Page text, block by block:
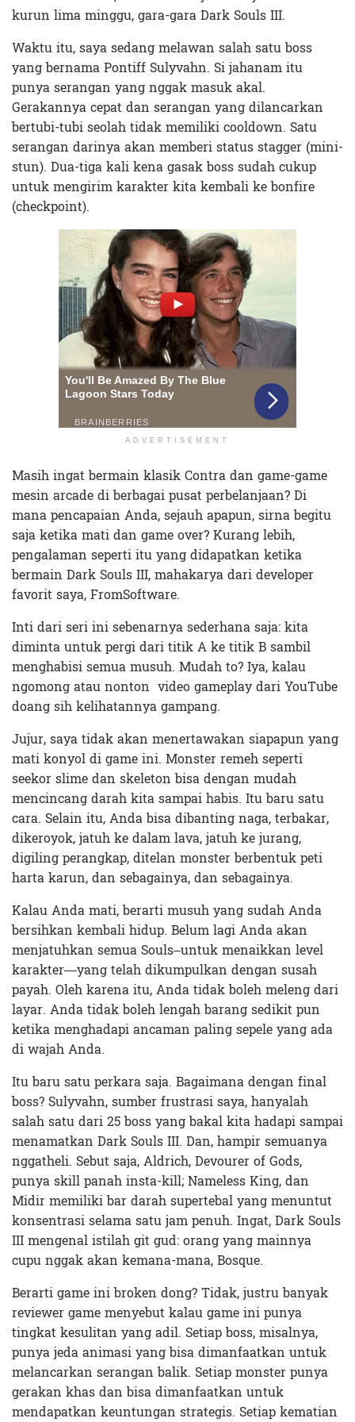
kurun lima minggu, gara-gara Dark Souls III.
Waktu itu, saya sedang melawan salah satu boss
yang bernama Pontiff Sulyvahn. Si jahanam itu
punya serangan yang nggak masuk akal.
Gerakannya cepat dan serangan yang dilancarkan
bertubi-tubi seolah tidak memiliki cooldown. Satu
serangan darinya akan memberi status stagger (mini-
stun). Dua-tiga kali kena gasak boss sudah cukup
untuk mengirim karakter kita kembali ke bonfire
(checkpoint).
ADVERTISEMENT
Masih ingat bermain klasik Contra dan game-game
mesin arcade di berbagai pusat perbelanjaan? Di
mana pencapaian Anda, sejauh apapun, sirna begitu
saja ketika mati dan game over? Kurang lebih,
pengalaman seperti itu yang didapatkan ketika
bermain Dark Souls III, mahakarya dari developer
favorit saya, FromSoftware.
Inti dari seri ini sebenarnya sederhana saja: kita
diminta untuk pergi dari titik A ke titik B sambil
menghabisi semua musuh. Mudah to? Iya, kalau
ngomong atau nonton video gameplay dari YouTube
doang sih kelihatannya gampang.
Jujur, saya tidak akan menertawakan siapapun yang
mati konyol di game ini. Monster remeh seperti
seekor slime dan skeleton bisa dengan mudah
mencincang darah kita sampai habis. Itu baru satu
cara. Selain itu, Anda bisa dibanting naga, terbakar,
dikeroyok, jatuh ke dalam lava, jatuh ke jurang,
digiling perangkap, ditelan monster berbentuk peti
harta karun, dan sebagainya, dan sebagainya.
Kalau Anda mati, berarti musuh yang sudah Anda
bersihkan kembali hidup. Belum lagi Anda akan
menjatuhkan semua Souls–untuk menaikkan level
karakter—yang telah dikumpulkan dengan susah
payah. Oleh karena itu, Anda tidak boleh meleng dari
layar. Anda tidak boleh lengah barang sedikit pun
ketika menghadapi ancaman paling sepele yang ada
di wajah Anda.
Itu baru satu perkara saja. Bagaimana dengan final
boss? Sulyvahn, sumber frustrasi saya, hanyalah
salah satu dari 25 boss yang bakal kita hadapi sampai
menamatkan Dark Souls III. Dan, hampir semuanya
nggatheli. Sebut saja, Aldrich, Devourer of Gods,
punya skill panah insta-kill; Nameless King, dan
Midir memiliki bar darah supertebal yang menuntut
konsentrasi selama satu jam penuh. Ingat, Dark Souls
III mengenal istilah git gud: orang yang mainnya
cupu nggak akan kemana-mana, Bosque.
Berarti game ini broken dong? Tidak, justru banyak
reviewer game menyebut kalau game ini punya
tingkat kesulitan yang adil. Setiap boss, misalnya,
punya jeda animasi yang bisa dimanfaatkan untuk
melancarkan serangan balik. Setiap monster punya
gerakan khas dan bisa dimanfaatkan untuk
mendapatkan keuntungan strategis. Setiap kematian